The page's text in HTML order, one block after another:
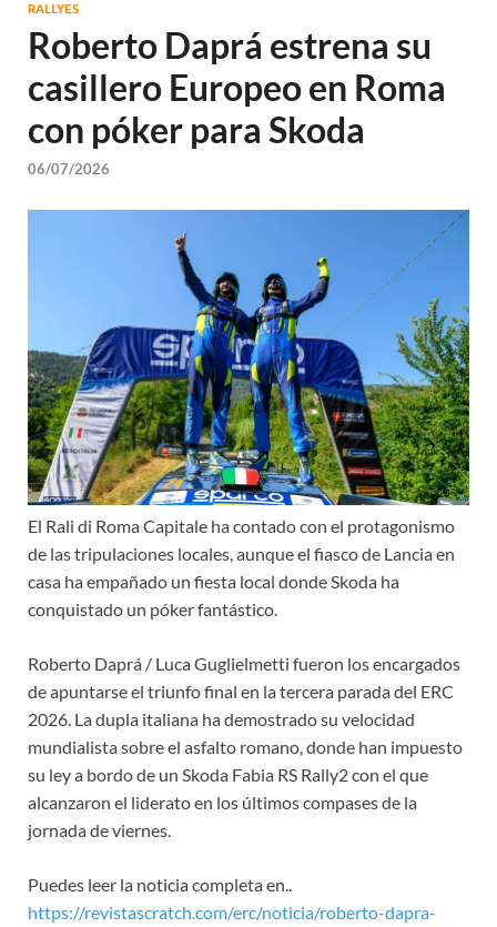
RALLYES
Roberto Daprá estrena su
casillero Europeo en Roma
con póker para Skoda
06/07/2026
El Rali di Roma Capitale ha contado con el protagonismo
de las tripulaciones locales, aunque el fiasco de Lancia en
casa ha empañado un fiesta local donde Skoda ha
conquistado un póker fantástico.
Roberto Daprá / Luca Guglielmetti fueron los encargados
de apuntarse el triunfo final en la tercera parada del ERC
2026. La dupla italiana ha demostrado su velocidad
mundialista sobre el asfalto romano, donde han impuesto
su ley a bordo de un Skoda Fabia RS Rally2 con el que
alcanzaron el liderato en los últimos compases de la
jornada de viernes.
Puedes leer la noticia completa en..
https://revistascratch.com/erc/noticia/roberto-dapra-